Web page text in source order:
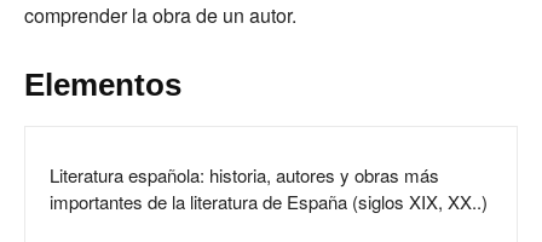
comprender la obra de un autor.
Elementos
Literatura española: historia, autores y obras más
importantes de la literatura de España (siglos XIX, XX..)